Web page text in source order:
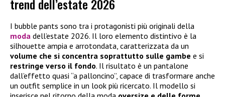
trend dell’estate 2026
I bubble pants sono tra i protagonisti più originali della
moda dell’estate 2026. Il loro elemento distintivo è la
silhouette ampia e arrotondata, caratterizzata da un
volume che si concentra soprattutto sulle gambe e si
restringe verso il fondo. Il risultato è un pantalone
dall’effetto quasi “a palloncino”, capace di trasformare anche
un outfit semplice in un look più ricercato. Il modello si